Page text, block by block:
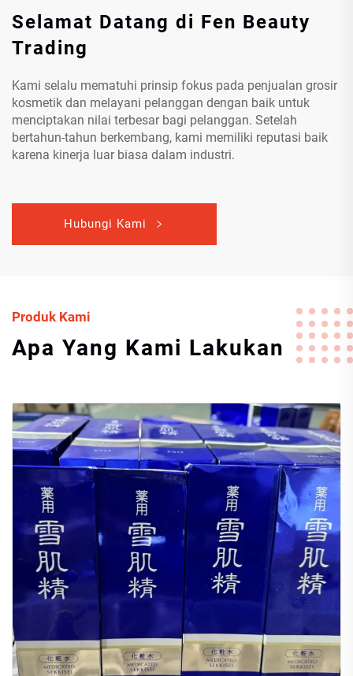
Selamat Datang di Fen Beauty
Trading
Kami selalu mematuhi prinsip fokus pada penjualan grosir
kosmetik dan melayani pelanggan dengan baik untuk
menciptakan nilai terbesar bagi pelanggan. Setelah
bertahun-tahun berkembang, kami memiliki reputasi baik
karena kinerja luar biasa dalam industri.
Hubungi Kami
Produk Kami
Apa Yang Kami Lakukan